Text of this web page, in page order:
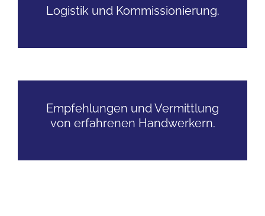
Logistik und Kommissionierung.
Empfehlungen und Vermittlung
von erfahrenen Handwerkern.